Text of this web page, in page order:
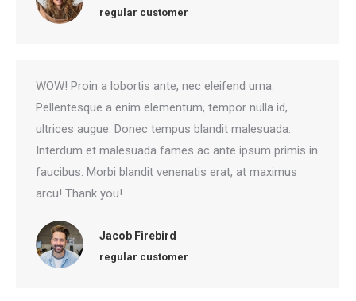
regular customer
WOW! Proin a lobortis ante, nec eleifend urna.
Pellentesque a enim elementum, tempor nulla id,
ultrices augue. Donec tempus blandit malesuada.
Interdum et malesuada fames ac ante ipsum primis in
faucibus. Morbi blandit venenatis erat, at maximus
arcu! Thank you!
Jacob Firebird
regular customer